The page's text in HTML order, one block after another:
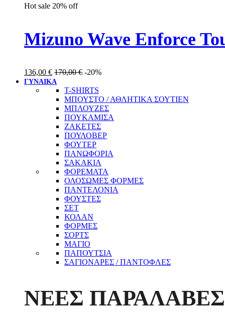
Hot sale 20% off
Mizuno Wave Enforce
136,00 € 170,00€ -20%
ΓΥΝΑΙΚΑ
T-SHIRTS
ΜΠΟΥΣΤΟ / ΑΘΛΗΤΙΚΑ ΣΟΥΤΙΕΝ
ΜΠΛΟΥΖΕΣ
ΠΟΥΚΑΜΙΣΑ
ΖΑΚΕΤΕΣ
ΠΟΥΛΟΒΕΡ
ΦΟΥΤΕΡ
ΠΑΝΩΦΟΡΙΑ
ΣΑΚΑΚΙΑ
ΦΟΡΕΜΑΤΑ
ΟΛΟΣΩΜΕΣ ΦΟΡΜΕΣ
ΠΑΝΤΕΛΟΝΙΑ
ΦΟΥΣΤΕΣ
ΣΕΤ
ΚΟΛΑΝ
ΦΟΡΜΕΣ
ΣΟΡΤΣ
ΜΑΓΙΟ
ΠΑΠΟΥΤΣΙΑ
ΣΑΓΙΟΝΑΡΕΣ / ΠΑΝΤΟΦΛΕΣ
ΝΕΕΣ ΠΑΡΑΛΑΒΕΣ